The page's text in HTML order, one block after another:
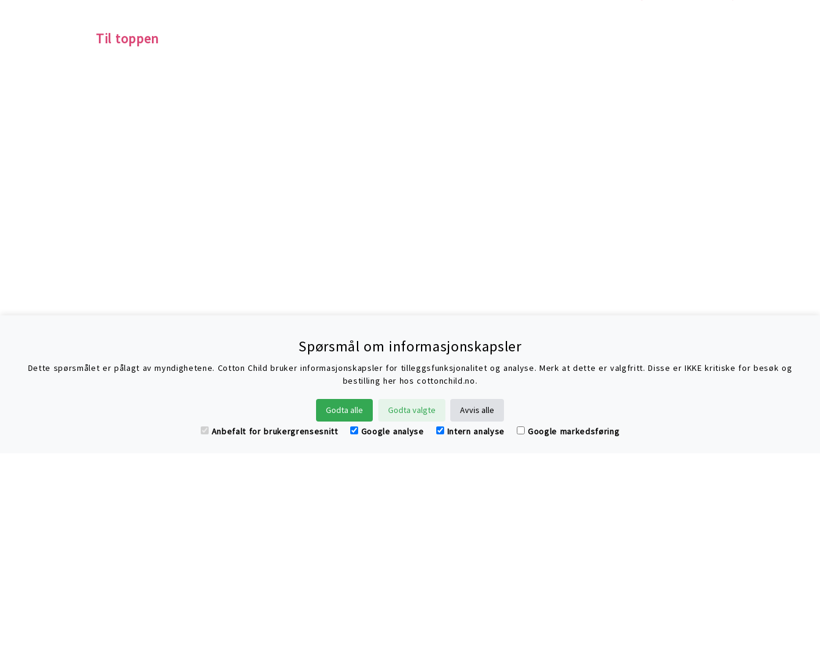
Til toppen
Spørsmål om informasjonskapsler
Dette spørsmålet er pålagt av myndighetene. Cotton Child bruker informasjonskapsler for tilleggsfunksjonalitet og analyse. Merk at dette er valgfritt. Disse er IKKE kritiske for besøk og
bestilling her hos cottonchild.no.
Godta alle Godta valgte
Avvis alle
Anbefalt for brukergrensesnitt
Google analyse Intern analyse Google markedsføring
Klær og hjemmetekstiler av økologisk bomull
som bidrar til bedre helse, renere miljø og mer anstendig handel